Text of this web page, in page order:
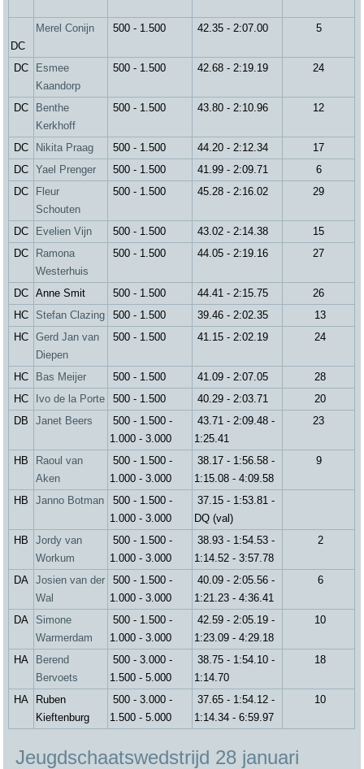
DC
Merel Conijn 500 - 1.500 42.35 - 2:07.00 5
DC
Esmee
Kaandorp
500 - 1.500 42.68 - 2:19.19 24
DC
Benthe
Kerkhoff
500 - 1.500 43.80 - 2:10.96 12
DC Nikita Praag 500 - 1.500 44.20 - 2:12.34
17
DC
Yael Prenger 500 - 1.500 41.99 - 2:09.71
6
DC
Fleur
Schouten
500 - 1.500 45.28 - 2:16.02 29
DC Evelien Vijn 500 - 1.500 43.02 - 2:14.38
15
DC
Ramona
Westerhuis
500 - 1.500 44.05 - 2:19.16 27
DC Anne Smit 500 - 1.500 44.41 - 2:15.75
26
HC
Stefan Clazing 500 - 1.500 39.46 - 2:02.35
13
HC
Gerd Jan van
Diepen
500 - 1.500 41.15 - 2:02.19 24
HC Bas Meijer 500 - 1.500 41.09 - 2:07.05
28
HC
Ivo de la Porte 500 - 1.500 40.29 - 2:03.71
20
DB
Janet Beers
500 - 1.500 -
1.000 - 3.000
43.71 - 2:09.48 -
1:25.41
23
HB
Raoul van
Aken
500 - 1.500 -
1.000 - 3.000
38.17 - 1:56.58 -
1:15.08 - 4:09.58
9
HB Janno Botman
500 - 1.500 -
1.000 - 3.000
37.15 - 1:53.81 -
DQ (val)
HB
Jordy van
Workum
500 - 1.500 -
1.000 - 3.000
38.93 - 1:54.53 -
1:14.52 - 3:57.78
2
DA
Josien van der
Wal
500 - 1.500 -
1.000 - 3.000
40.09 - 2:05.56 -
1:21.23 - 4:36.41
6
DA
Simone
Warmerdam
500 - 1.500 -
1.000 - 3.000
42.59 - 2:05.19 -
1:23.09 - 4:29.18
10
HA
Berend
Bervoets
500 - 3.000 -
1.500 - 5.000
38.75 - 1:54.10 -
1:14.70
18
HA
Ruben
Kieftenburg
500 - 3.000 -
1.500 - 5.000
37.65 - 1:54.12 -
1:14.34 - 6:59.97
10
Jeugdschaatswedstrijd 28 januari